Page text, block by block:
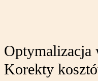
Korekty